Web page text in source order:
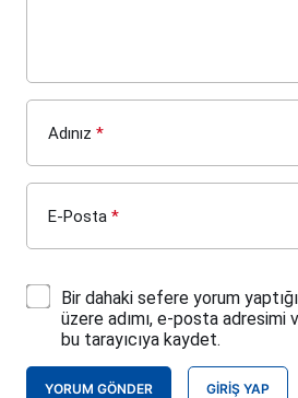
Adınız *
E-Posta *
Bir dahaki sefere yorum
üzere adımı, e-posta
bu tarayıcıya kaydet.
YORUM GÖNDER GIRIŞ YAP